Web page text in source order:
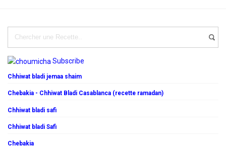
Subscribe
Chhiwat bladi jemaa shaim
Chebakia - Chhiwat Bladi Casablanca (recette ramadan)
Chhiwat bladi safi
Chhiwat bladi Safi
Chebakia